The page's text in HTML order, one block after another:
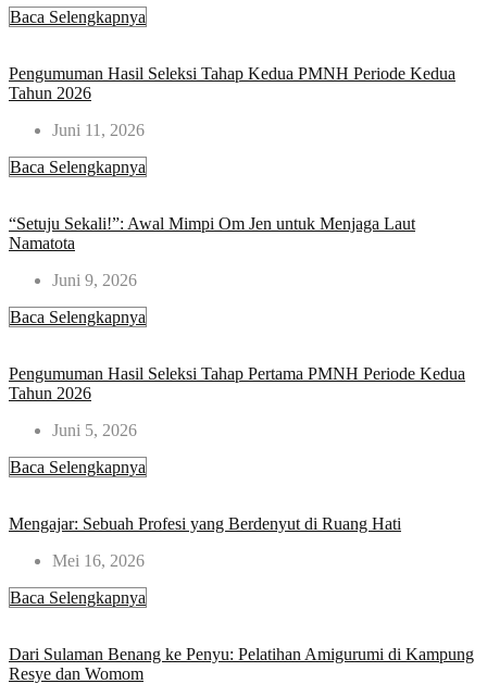
Baca Selengkapnya
Pengumuman Hasil Seleksi Tahap Kedua PMNH Periode Kedua
Tahun 2026​
Juni 11, 2026
Baca Selengkapnya
“Setuju Sekali!”: Awal Mimpi Om Jen untuk Menjaga Laut
Namatota
Juni 9, 2026
Baca Selengkapnya
Pengumuman Hasil Seleksi Tahap Pertama PMNH Periode Kedua
Tahun 2026
Juni 5, 2026
Baca Selengkapnya
Mengajar: Sebuah Profesi yang Berdenyut di Ruang Hati
Mei 16, 2026
Baca Selengkapnya
Dari Sulaman Benang ke Penyu: Pelatihan Amigurumi di Kampung
Resye dan Womom